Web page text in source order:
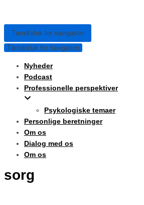
Tænd/sluk for navigation
Tænd/sluk for navigation
Nyheder
Podcast
Professionelle perspektiver
Psykologiske temaer
Personlige beretninger
Om os
Dialog med os
Om os
sorg